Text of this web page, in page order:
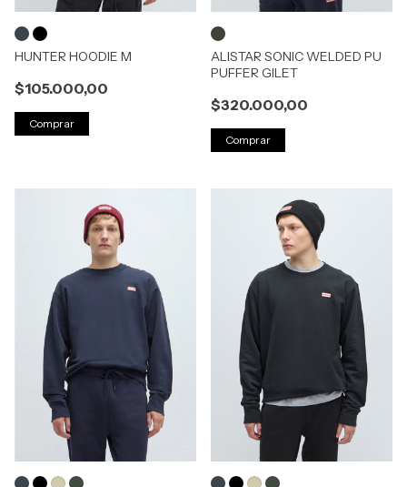
HUNTER HOODIE M
$105.000,00
Comprar
ALISTAR SONIC WELDED PU
PUFFER GILET
$320.000,00
Comprar